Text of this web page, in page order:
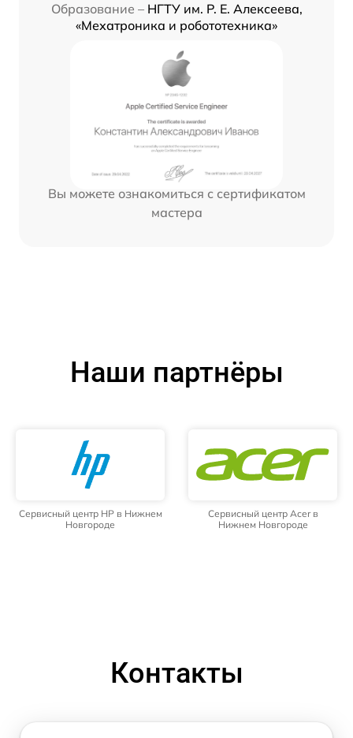
Образование – НГТУ им. Р. Е. Алексеева,
«Мехатроника и робототехника»
Вы можете ознакомиться с сертификатом
мастера
Наши партнёры
Сервисный центр HP в Нижнем
Новгороде
Сервисный центр Acer в
Нижнем Новгороде
Контакты